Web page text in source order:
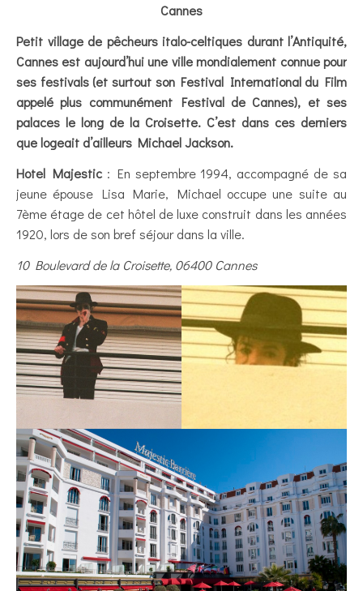
Cannes
Petit village de pêcheurs italo-celtiques durant l’Antiquité,
Cannes est aujourd’hui une ville mondialement connue pour
ses festivals (et surtout son Festival International du Film
appelé plus communément Festival de Cannes), et ses
palaces le long de la Croisette. C’est dans ces derniers
que logeait d’ailleurs Michael Jackson.
Hotel Majestic: En septembre 1994, accompagné de sa
jeune épouse Lisa Marie, Michael occupe une suite au
7ème étage de cet hôtel de luxe construit dans les années
1920, lors de son bref séjour dans la ville.
10 Boulevard de la Croisette, 06400 Cannes